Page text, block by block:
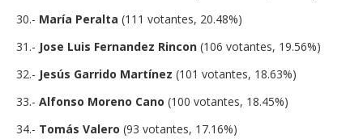
30.- María Peralta (111 votantes, 20.48%)
31.- Jose Luis Fernandez Rincon (106 votantes, 19.56%)
32.- Jesús Garrido Martínez (101 votantes, 18.63%)
33.- Alfonso Moreno Cano (100 votantes, 18.45%)
34.- Tomás Valero (93 votantes, 17.16%)